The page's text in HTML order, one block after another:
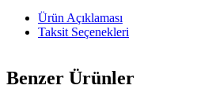
Ürün Açıklaması
Taksit Seçenekleri
Benzer Ürünler